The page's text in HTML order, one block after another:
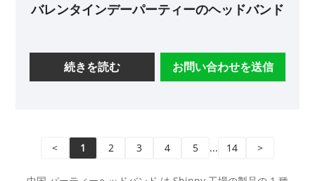
バレンタインデーパーティーのヘッドバンド
続きを読む お問い合わせを送信
< 1 2 3 4 5 ... 14 >